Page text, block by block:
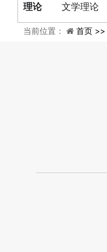
理论
文学理论
当前位置： 首页 >>